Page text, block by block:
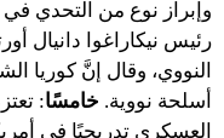
وإبراز نوع من التحدي
رئيس نيكاراغوا دانيال
النووي، وقال إنَّ كوريا
أسلحة نووية. خامسًا:
العسكري تدريجيًا في